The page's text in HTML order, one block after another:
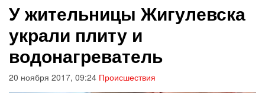
У жительницы Жигулевска
украли плиту и
водонагреватель
20 ноября 2017, 09:24 Происшествия